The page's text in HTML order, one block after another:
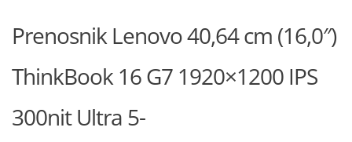
Prenosnik Lenovo 40,64 cm (16,0″)
ThinkBook 16 G7 1920×1200 IPS
300nit Ultra 5-